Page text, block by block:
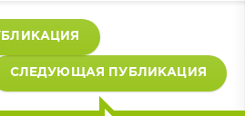
СЛЕДУЮЩАЯ ПУБЛИКАЦИЯ